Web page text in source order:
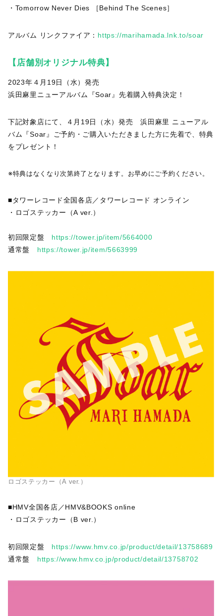
・Tomorrow Never Dies ［Behind The Scenes］
アルバム リンクファイア： https://marihamada.lnk.to/soar
【 店舗別オリジナル特典】
2023年４月19日（水）発売
浜田麻里ニューアルバム『Soar』先着購入特典決定！
下記対象店にて、４月19日（水）発売 浜田麻里 ニューアル
バム『Soar』ご予約・ご購入いただきました方に先着で、特典
をプレゼント！
※特典はなくなり次第終了となります。お早めにご予約ください。
■タワーレコード全国各店／タワーレコード オンライン
・ロゴステッカー（A ver.）
初回限定盤 https://tower.jp/item/5664000
通常盤 https://tower.jp/item/5663999
ロゴステッカー（A ver.）
■HMV全国各店／HMV&BOOKS online
・ロゴステッカー（B ver.）
初回限定盤 https://www.hmv.co.jp/product/detail/13758689
通常盤 https://www.hmv.co.jp/product/detail/13758702